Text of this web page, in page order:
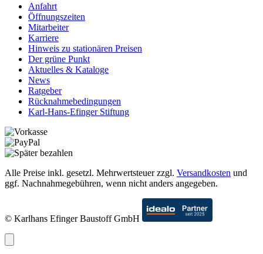
Anfahrt
Öffnungszeiten
Mitarbeiter
Karriere
Hinweis zu stationären Preisen
Der grüne Punkt
Aktuelles & Kataloge
News
Ratgeber
Rücknahmebedingungen
Karl-Hans-Efinger Stiftung
Alle Preise inkl. gesetzl. Mehrwertsteuer zzgl. Versandkosten und
ggf. Nachnahmegebühren, wenn nicht anders angegeben.
© Karlhans Efinger Baustoff GmbH